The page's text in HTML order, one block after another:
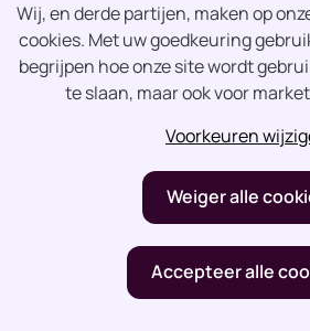
Disclaimer
Privacy
design by vector
Wij, en derde partijen, maken op
cookies. Met uw goedkeuring
begrijpen hoe onze site wordt
te slaan, maar ook voor
Voorkeuren
Weiger alle
Accepteer alle